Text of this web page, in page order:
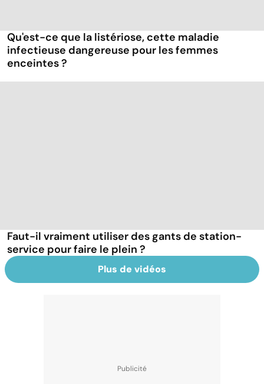
Qu'est-ce que la listériose, cette maladie
infectieuse dangereuse pour les femmes
enceintes ?
Faut-il vraiment utiliser des gants de station-
service pour faire le plein ?
Plus de vidéos